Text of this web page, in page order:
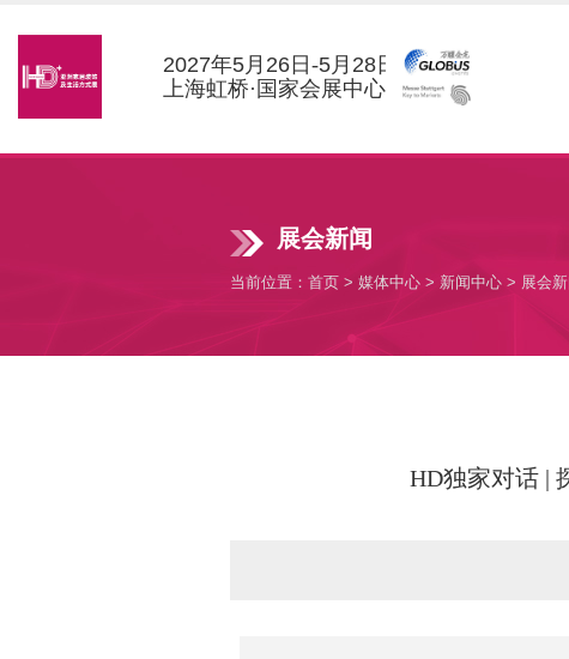
2027年5月 26 日-5月 28 日
上海虹桥·国家会展中心
展会新闻
当前位置： 首页 > 媒体中心 > 新闻中心 > 展会
HD独家对话 |